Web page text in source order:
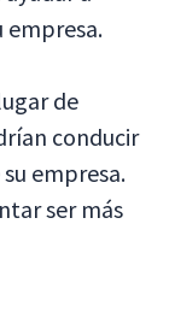
empresa.
de
conducir
empresa.
ser más